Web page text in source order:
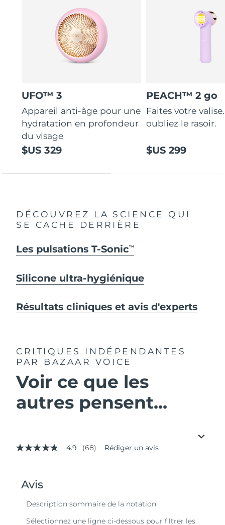
UFO™ 3
Appareil anti-âge pour une
hydratation en profondeur
du visage
$US 329
PEACH™ 2 go
Faites votre
oubliez le rasoir.
$US 299
DÉCOUVREZ LA SCIENCE QUI
SE CACHE DERRIÈRE
Les pulsations T-SonicTM
Silicone ultra-hygiénique
Résultats cliniques et avis d'experts
CRITIQUES INDÉPENDANTES
PAR BAZAAR VOICE
Voir ce que les
autres pensent...
4.9
valeur
de
note
4.9 (68) Rédiger un avis